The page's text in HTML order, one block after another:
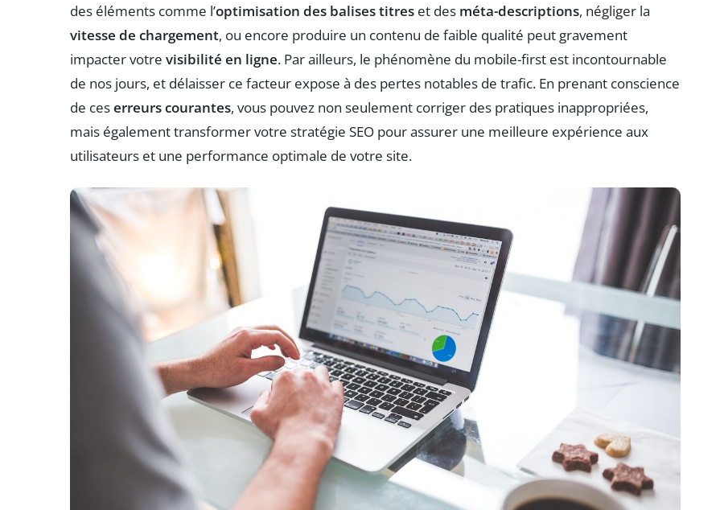
des éléments comme l’optimisation des balises titres et des méta-descriptions, négliger la
vitesse de chargement, ou encore produire un contenu de faible qualité peut gravement
impacter votre visibilité en ligne. Par ailleurs, le phénomène du mobile-first est incontournable
de nos jours, et délaisser ce facteur expose à des pertes notables de trafic. En prenant conscience
de ceserreurs courantes, vous pouvez non seulement corriger des pratiques inappropriées,
mais également transformer votre stratégie SEO pour assurer une meilleure expérience aux
utilisateurs et une performance optimale de votre site.